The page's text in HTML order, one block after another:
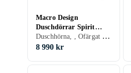
Macro Design
Duschdörrar Spirit
Swing Nisch 100x100 Duschhörna, , Ofärgat (klart glas), 100 cm
8 990 kr